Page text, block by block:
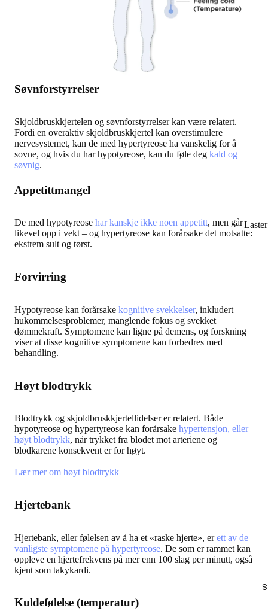
Søvnforstyrrelser
Skjoldbruskkjertelen og søvnforstyrrelser kan være relatert.
Fordi en overaktiv skjoldbruskkjertel kan overstimulere
nervesystemet, kan de med hypertyreose ha vanskelig for å
sovne, og hvis du har hypotyreose, kan du føle deg kald og
søvnig.
Appetittmangel
De med hypotyreose har kanskje ikke noen appetitt, men går
likevel opp i vekt – og hypertyreose kan forårsake det motsatte:
ekstrem sult og tørst.
Forvirring
Hypotyreose kan forårsake kognitive svekkelser, inkludert
hukommelsesproblemer, manglende fokus og svekket
dømmekraft. Symptomene kan ligne på demens, og forskning
viser at disse kognitive symptomene kan forbedres med
behandling.
Høyt blodtrykk
Blodtrykk og skjoldbruskkjertellidelser er relatert. Både
hypotyreose og hypertyreose kan forårsake hypertensjon, eller
høyt blodtrykk, når trykket fra blodet mot arteriene og
blodkarene konsekvent er for høyt.
Lær mer om høyt blodtrykk +
Hjertebank
Hjertebank, eller følelsen av å ha et «raske hjerte», erett av de
vanligste symptomene på hypertyreose. De som er rammet kan
oppleve en hjertefrekvens på mer enn 100 slag per minutt, også
kjent som takykardi.
Kuldefølelse (temperatur)